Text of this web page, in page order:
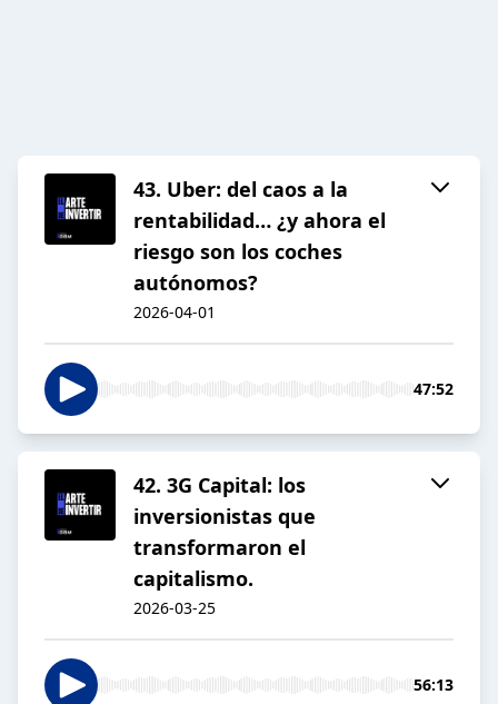
43. Uber: del caos a la
rentabilidad… ¿y ahora el
riesgo son los coches
autónomos?
2026-04-01
47:52
42. 3G Capital: los
inversionistas que
transformaron el
capitalismo.
2026-03-25
56:13